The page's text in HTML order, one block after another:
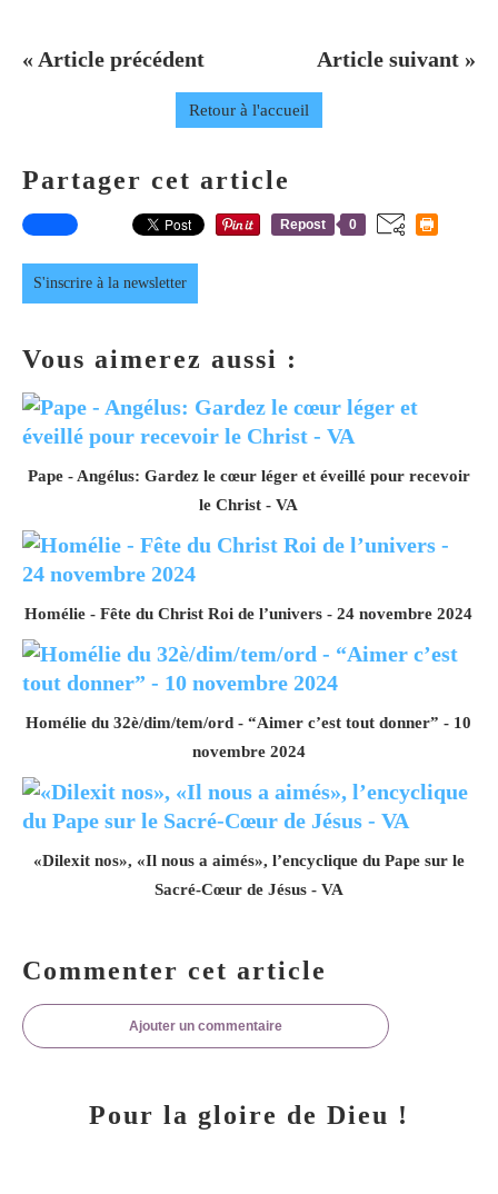
« Article précédent Article suivant »
Retour à l'accueil
Partager cet article
Repost 0
S'inscrire à la newsletter
Vous aimerez aussi :
Pape - Angélus: Gardez le cœur léger et éveillé pour recevoir
le Christ - VA
Homélie - Fête du Christ Roi de l’univers - 24 novembre 2024
Homélie du 32è/dim/tem/ord - “Aimer c’est tout donner” - 10
novembre 2024
«Dilexit nos», «Il nous a aimés», l’encyclique du Pape sur le
Sacré-Cœur de Jésus - VA
Commenter cet article
Ajouter un commentaire
Pour la gloire de Dieu !